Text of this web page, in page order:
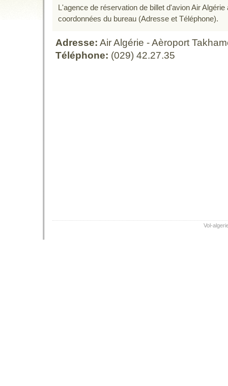
L'agence de réservation de billet d'avion Air Algérie
coordonnées du bureau (Adresse et Téléphone).
Adresse: Air Algérie - Aèroport
Téléphone: (029) 42.27.35
Vol-